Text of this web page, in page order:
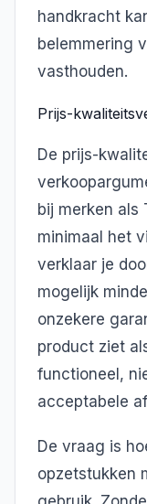
handkracht
belemmering
vasthouden.
Prijs-
De prijs-
bij merken als
minimaal het
verklaar je
mogelijk
onzekere
product ziet
functioneel,
acceptabele
De vraag is
opzetstukken